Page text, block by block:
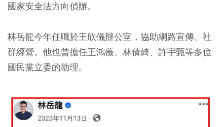
國家安全法方向偵辦。
林岳龍今年任職於王欣儀辦公室，協助網路宣傳、社
群經營。他也曾擔任王鴻薇、林倩綺、許宇甄等多位
國民黨立委的助理。